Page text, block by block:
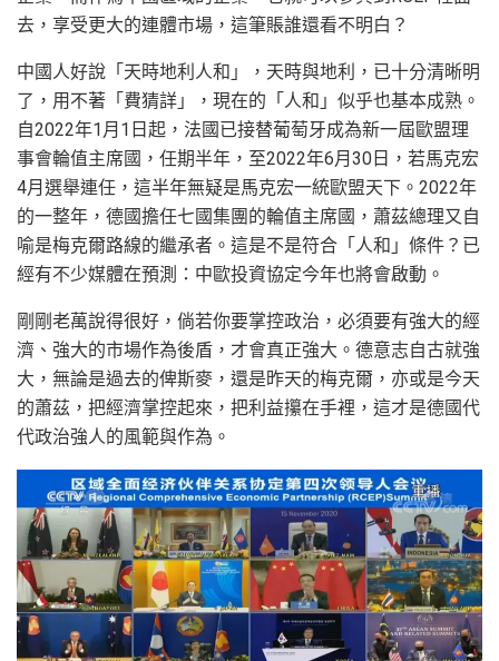
去，享受更大的連體市場，這筆賬誰還看不明白？
中國人好說「天時地利人和」，天時與地利，已十分清晰明
了，用不著「費猜詳」，現在的「人和」似乎也基本成熟。
自2022年1月1日起，法國已接替葡萄牙成為新一屆歐盟理
事會輪值主席國，任期半年，至2022年6月30日，若馬克宏
4月選舉連任，這半年無疑是馬克宏一統歐盟天下。2022年
的一整年，德國擔任七國集團的輪值主席國，蕭茲總理又自
喻是梅克爾路線的繼承者。這是不是符合「人和」條件？已
經有不少媒體在預測：中歐投資協定今年也將會啟動。
剛剛老萬說得很好，倘若你要掌控政治，必須要有強大的經
濟、強大的市場作為後盾，才會真正強大。德意志自古就強
大，無論是過去的俾斯麥，還是昨天的梅克爾，亦或是今天
的蕭茲，把經濟掌控起來，把利益攥在手裡，這才是德國代
代政治強人的風範與作為。